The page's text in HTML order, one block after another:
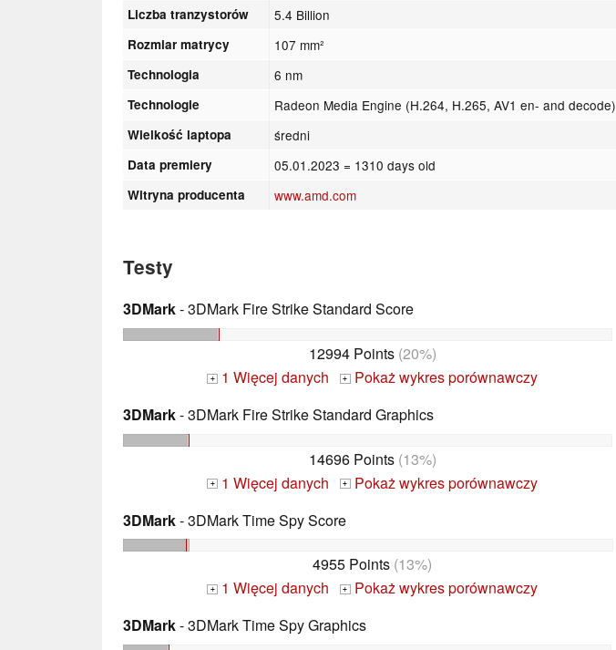
Liczba tranzystorów 5.4 Billion
Rozmiar matrycy 107 mm²
Technologia 6 nm
Technologie Radeon Media Engine (H.264, H.265, AV1 en- and decode)
Wielkość laptopa średni
Data premiery 05.01.2023 = 1310 days old
Witryna producenta www.amd.com
Testy
3DMark- 3DMark Fire Strike Standard Score
12994 Points(20%)
+ 1 Więcej danych + Pokaż wykres porównawczy
3DMark- 3DMark Fire Strike Standard Graphics
14696 Points(13%)
+ 1 Więcej danych + Pokaż wykres porównawczy
3DMark- 3DMark Time Spy Score
4955 Points (13%)
+ 1 Więcej danych + Pokaż wykres porównawczy
3DMark- 3DMark Time Spy Graphics